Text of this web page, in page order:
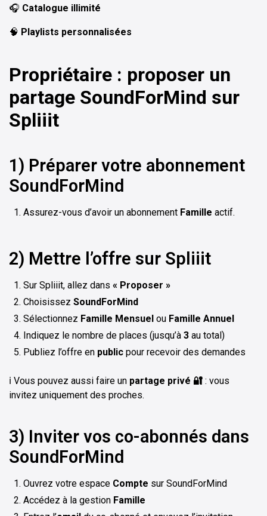
🎧 Catalogue illimité
🧠 Playlists personnalisées
Propriétaire : proposer un
partage SoundForMind sur
Spliiit
1) Préparer votre abonnement
SoundForMind
Assurez-vous d’avoir un abonnement Famille actif.
2) Mettre l’offre sur Spliiit
Sur Spliiit, allez dans « Proposer »
Choisissez SoundForMind
Sélectionnez Famille Mensuel ou Famille Annuel
Indiquez le nombre de places (jusqu’à 3 au total)
Publiez l’offre en public pour recevoir des demandes
ℹ️ Vous pouvez aussi faire un partage privé 🔐 : vous
invitez uniquement des proches.
3) Inviter vos co-abonnés dans
SoundForMind
Ouvrez votre espace Compte sur SoundForMind
Accédez à la gestion Famille